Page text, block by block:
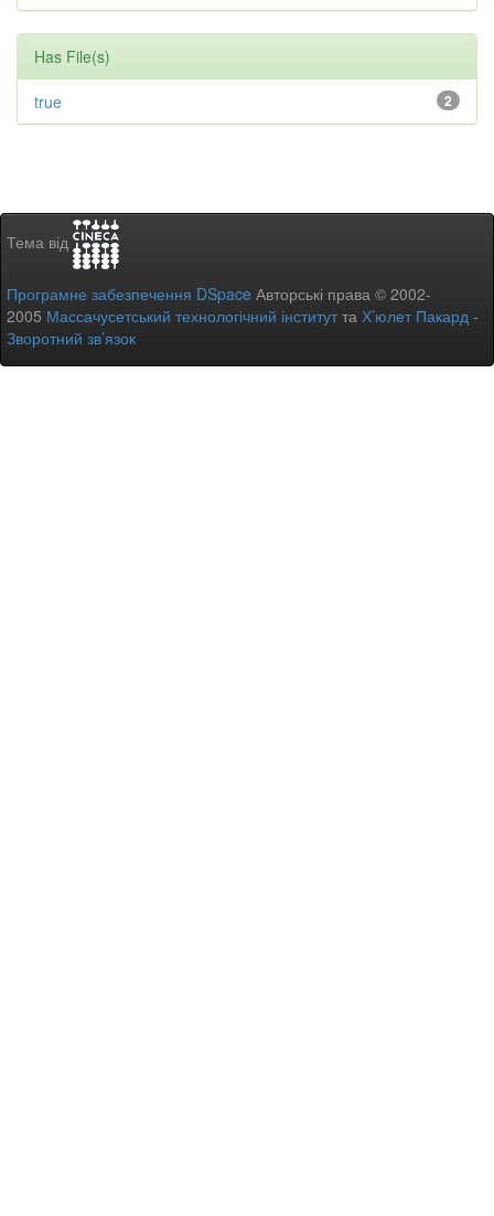
Has File(s)
2
true
Тема від
Програмне забезпечення DSpace Авторські права © 2002-
2005 Массачусетський технологічний інститутта Х’юлет Пакард -
Зворотний зв’язок